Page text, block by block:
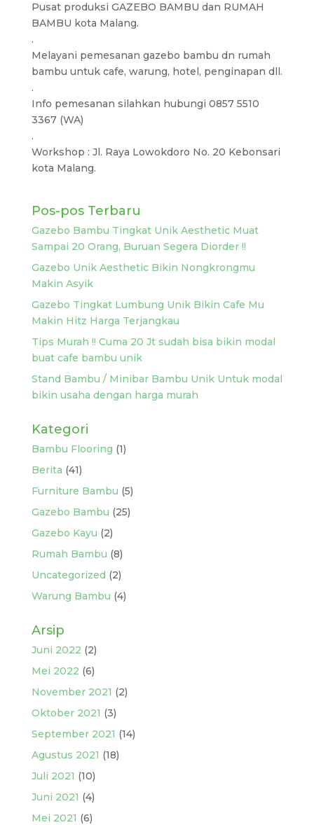
Pusat produksi GAZEBO BAMBU dan RUMAH
BAMBU kota Malang.
.
Melayani pemesanan gazebo bambu dn rumah
bambu untuk cafe, warung, hotel, penginapan dll.
.
Info pemesanan silahkan hubungi 0857 5510
3367 (WA)
.
Workshop : Jl. Raya Lowokdoro No. 20 Kebonsari
kota Malang.
Pos-pos Terbaru
Gazebo Bambu Tingkat Unik Aesthetic Muat
Sampai 20 Orang, Buruan Segera Diorder !!
Gazebo Unik Aesthetic Bikin Nongkrongmu
Makin Asyik
Gazebo Tingkat Lumbung Unik Bikin Cafe Mu
Makin Hitz Harga Terjangkau
Tips Murah !! Cuma 20 Jt sudah bisa bikin modal
buat cafe bambu unik
Stand Bambu / Minibar Bambu Unik Untuk modal
bikin usaha dengan harga murah
Kategori
Bambu Flooring (1)
Berita (41)
Furniture Bambu (5)
Gazebo Bambu (25)
Gazebo Kayu (2)
Rumah Bambu (8)
Uncategorized (2)
Warung Bambu (4)
Arsip
Juni 2022 (2)
Mei 2022 (6)
November 2021 (2)
Oktober 2021 (3)
September 2021 (14)
Agustus 2021 (18)
Juli 2021 (10)
Juni 2021 (4)
Mei 2021 (6)